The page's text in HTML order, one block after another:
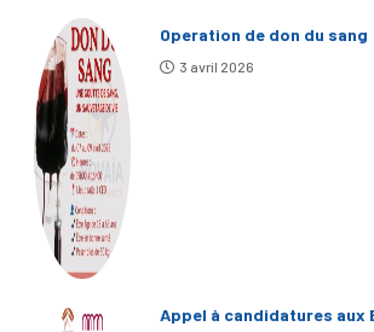
Operation de don du sang
3 avril 2026
Appel à candidatures aux